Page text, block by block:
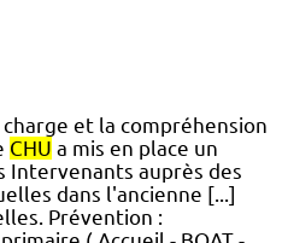
et la compréhension
CHU a mis en place un
Intervenants auprès des
dans l'ancienne [...]
Prévention :